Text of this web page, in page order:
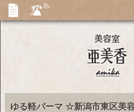
ゆる軽パーマ ☆新潟市東区美